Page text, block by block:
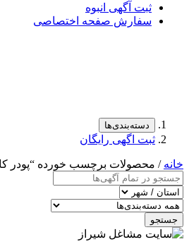
ثبت آگهی انبوه
سفارش صفحه اختصاصی
دسته‌بندی‌ها
ثبت اگهی رایگان
خانه / محصولات برچسب خورده “پودر
جستجو